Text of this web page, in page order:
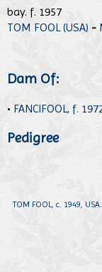
bay. f. 1957
TOM FOOL (USA) -
Dam Of:
• FANCIFOOL, f.
Pedigree
TOM FOOL, c. 1949, USA.